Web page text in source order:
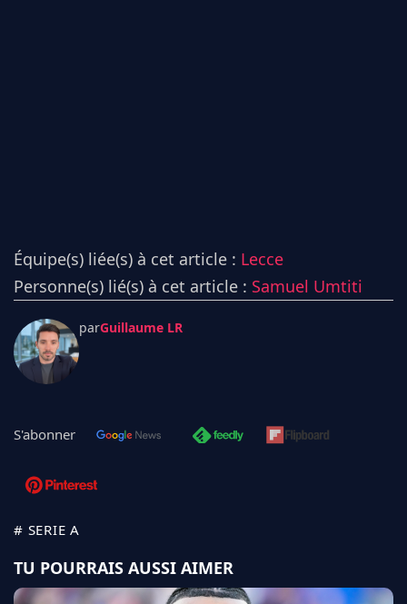
Équipe(s) liée(s) à cet article : Lecce
Personne(s) lié(s) à cet article : Samuel Umtiti
parGuillaume LR
S'abonner
# SERIE A
TU POURRAIS AUSSI AIMER